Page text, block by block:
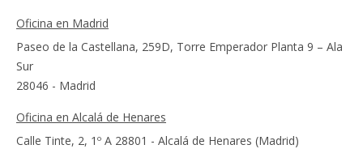
Oficina en Madrid
Paseo de la Castellana, 259D, Torre Emperador Planta 9 – Ala
Sur
28046 - Madrid
Oficina en Alcalá de Henares
Calle Tinte, 2, 1º A 28801 - Alcalá de Henares (Madrid)